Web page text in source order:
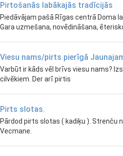
Pirtošanās labākajās tradīcijās
Piedāvājam pašā Rīgas centrā Doma
Gara uzmešana, novēdināšana,
Viesu nams/pirts pierīgā
Varbūt ir kāds vēl brīvs viesu nams?
cilvēkiem. Der arī pirtis
Pirts slotas.
Pārdod pirts slotas ( kadiķu ). Strenču
Vecmane.